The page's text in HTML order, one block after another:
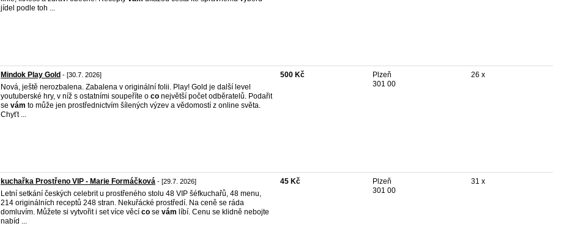
jídel podle toh ...
Mindok Play Gold - [30.7. 2026]
Nová, ještě nerozbalena. Zabalena v originální folii. Play! Gold je další level
youtuberské hry, v níž s ostatními soupeříte o co největší počet odběratelů. Podařit
se vám to může jen prostřednictvím šílených výzev a vědomostí z online světa.
Chyťt ...
500 Kč
Plzeň
301 00
26 x
kuchařka Prostřeno VIP - Marie Formáčková - [29.7. 2026]
Letní setkání českých celebrit u prostřeného stolu 48 VIP šéfkuchařů, 48 menu,
214 originálních receptů 248 stran. Nekuřácké prostředí. Na ceně se ráda
domluvím. Můžete si vytvořit i set více věcí co se vám líbí. Cenu se klidně nebojte
nabíd ...
45 Kč
Plzeň
301 00
31 x